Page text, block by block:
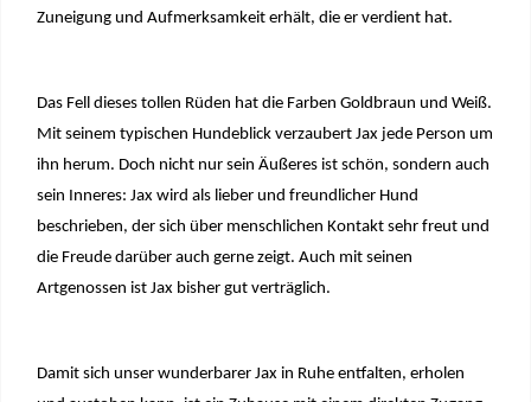
Zuneigung und Aufmerksamkeit erhält, die er verdient hat.
Das Fell dieses tollen Rüden hat die Farben Goldbraun und Weiß.
Mit seinem typischen Hundeblick verzaubert Jax jede Person um
ihn herum. Doch nicht nur sein Äußeres ist schön, sondern auch
sein Inneres: Jax wird als lieber und freundlicher Hund
beschrieben, der sich über menschlichen Kontakt sehr freut und
die Freude darüber auch gerne zeigt. Auch mit seinen
Artgenossen ist Jax bisher gut verträglich.
Damit sich unser wunderbarer Jax in Ruhe entfalten, erholen